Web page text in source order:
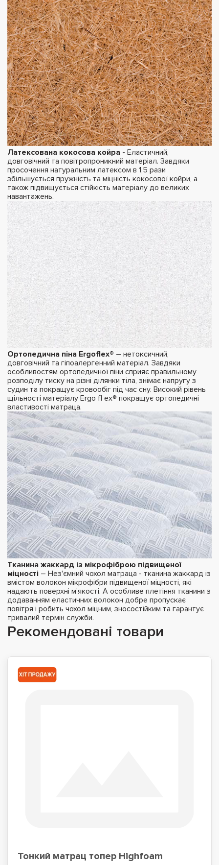
Латексована кокосова койра - Еластичний,
довговічний та повітропроникний матеріал. Завдяки
просочення натуральним латексом в 1,5 рази
збільшується пружність та міцність кокосової койри, а
також підвищується стійкість матеріалу до великих
навантажень.
Ортопедична піна Ergoflex® – нетоксичний,
довговічний та гіпоалергенний матеріал. Завдяки
особливостям ортопедичної піни сприяє правильному
розподілу тиску на різні ділянки тіла, знімає напругу з
судин та покращує кровообіг під час сну. Високий рівень
щільності матеріалу Ergo fl ex® покращує ортопедичні
властивості матраца.
Тканина жаккард із мікрофіброю підвищеної
міцності – Нез'ємний чохол матраца - тканина жаккард із
вмістом волокон мікрофібри підвищеної міцності, які
надають поверхні м'якості. А особливе плетіння тканини з
додаванням еластичних волокон добре пропускає
повітря і робить чохол міцним, зносостійким та гарантує
тривалий термін служби.
Рекомендовані товари
Тонкий матрац топер Highfoam